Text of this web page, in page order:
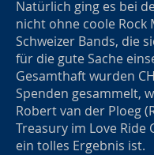
Natürlich ging es bei
nicht ohne coole Rock
Schweizer Bands, die
für die gute Sache
Gesamthaft wurden
Spenden gesammelt,
Robert van der Ploeg
Treasury im Love Ride
ein tolles Ergebnis ist.